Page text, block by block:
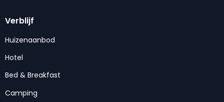
Verblijf
Huizenaanbod
Hotel
Bed & Breakfast
Camping